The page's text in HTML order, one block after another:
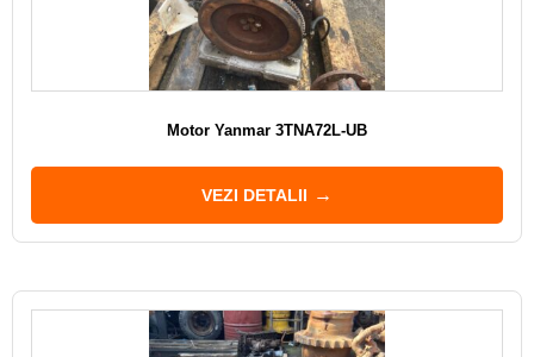
Motor Yanmar 3TNA72L-UB
VEZI DETALII